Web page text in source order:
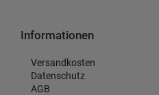
Informationen
Versandkosten
Datenschutz
AGB